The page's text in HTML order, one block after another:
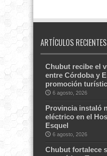
ARTÍCULOS RECIENTES
Chubut recibe el
entre Córdoba y
promoción
6 agosto, 2026
Provincia instaló
eléctrico en el
Esquel
6 agosto, 2026
Chubut fortalece